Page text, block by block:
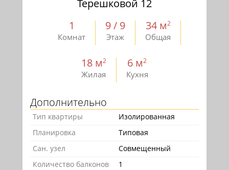
Терешковой 12
1
Комнат
9 / 9
Этаж
34 м2
Общая
18 м2
Жилая
6 м2
Кухня
Дополнительно
Тип квартиры
Изолированная
Планировка
Типовая
Сан. узел
Совмещенный
Количество балконов
1